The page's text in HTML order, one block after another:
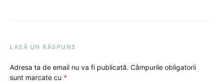
LASĂ UN RĂSPUNS
Adresa ta de email nu va fi publicată. Câmpurile obligatorii
sunt marcate cu *